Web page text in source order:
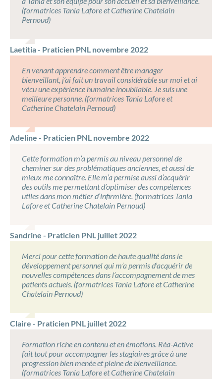
(formatrices Tania Lafore et Catherine Chatelain
Pernoud)
Laetitia - Praticien PNL novembre 2022
En venant apprendre comment être manager
bienveillant, j’ai fait un travail considérable sur moi et ai
vécu une expérience humaine inoubliable. Je suis une
meilleure personne. (formatrices Tania Lafore et
Catherine Chatelain Pernoud)
Adeline - Praticien PNL novembre 2022
Cette formation m’a permis au niveau personnel de
cheminer sur des problématiques anciennes, et aussi de
mieux me connaître. Elle m’a permise aussi d’acquérir
des outils me permettant d’optimiser des compétences
utiles dans mon métier d’infirmière. (formatrices Tania
Lafore et Catherine Chatelain Pernoud)
Sandrine - Praticien PNL juillet 2022
Merci pour cette formation de haute qualité dans le
développement personnel qui m’a permis d’acquérir de
nouvelles compétences dans l’accompagnement de mes
patients actuels. (formatrices Tania Lafore et Catherine
Chatelain Pernoud)
Claire - Praticien PNL juillet 2022
Formation riche en contenu et en émotions. Réa-Active
fait tout pour accompagner les stagiaires grâce à une
progression bien menée et pleine de bienveillance.
(formatrices Tania Lafore et Catherine Chatelain